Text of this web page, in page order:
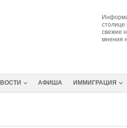
столице
свежие
мнения
АФИША ИММИГРАЦИЯ